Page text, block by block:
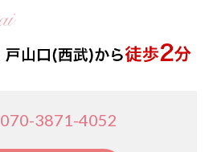
070-3871-4052